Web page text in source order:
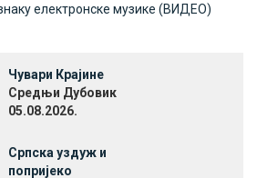
електронске музике (ВИДЕО)
Чувари Крајине
Средњи Дубовик
05.08.2026.
Српска уздуж и
попријеко